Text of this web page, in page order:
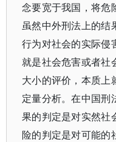
念要宽于我国，将危
虽然中外刑法上的结
行为对社会的实际侵
就是社会危害或者社
大小的评价，本质上
定量分析。在中国刑
果的判定是对实然社
险的判定是对可能的